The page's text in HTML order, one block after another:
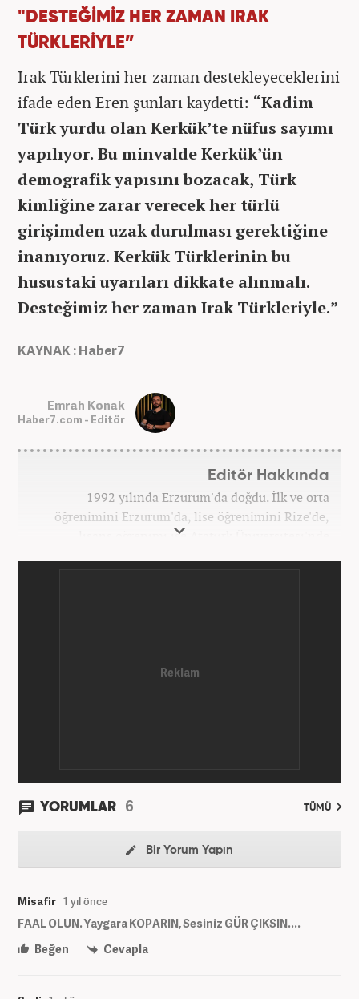
"DESTEĞİMİZ HER ZAMAN IRAK
TÜRKLERİYLE”
Irak Türklerini her zaman destekleyeceklerini
ifade eden Eren şunları kaydetti: “Kadim
Türk yurdu olan Kerkük’te nüfus sayımı
yapılıyor. Bu minvalde Kerkük’ün
demografik yapısını bozacak, Türk
kimliğine zarar verecek her türlü
girişimden uzak durulması gerektiğine
inanıyoruz. Kerkük Türklerinin bu
husustaki uyarıları dikkate alınmalı.
Desteğimiz her zaman Irak Türkleriyle.”
KAYNAK : Haber7
Emrah Konak
Haber7.com - Editör
Editör Hakkında
1992 yılında Erzurum'da doğdu. İlk ve orta
öğrenimini Erzurum'da, lise öğrenimini Rize'de,
lisans öğrenimi ise Atatürk Üniversitesi'nde
YORUMLAR 6 TÜMÜ
Bir Yorum Yapın
Misafir 1 yıl önce
FAAL OLUN. Yaygara KOPARIN, Sesiniz GÜR ÇIKSIN....
Beğen
Cevapla